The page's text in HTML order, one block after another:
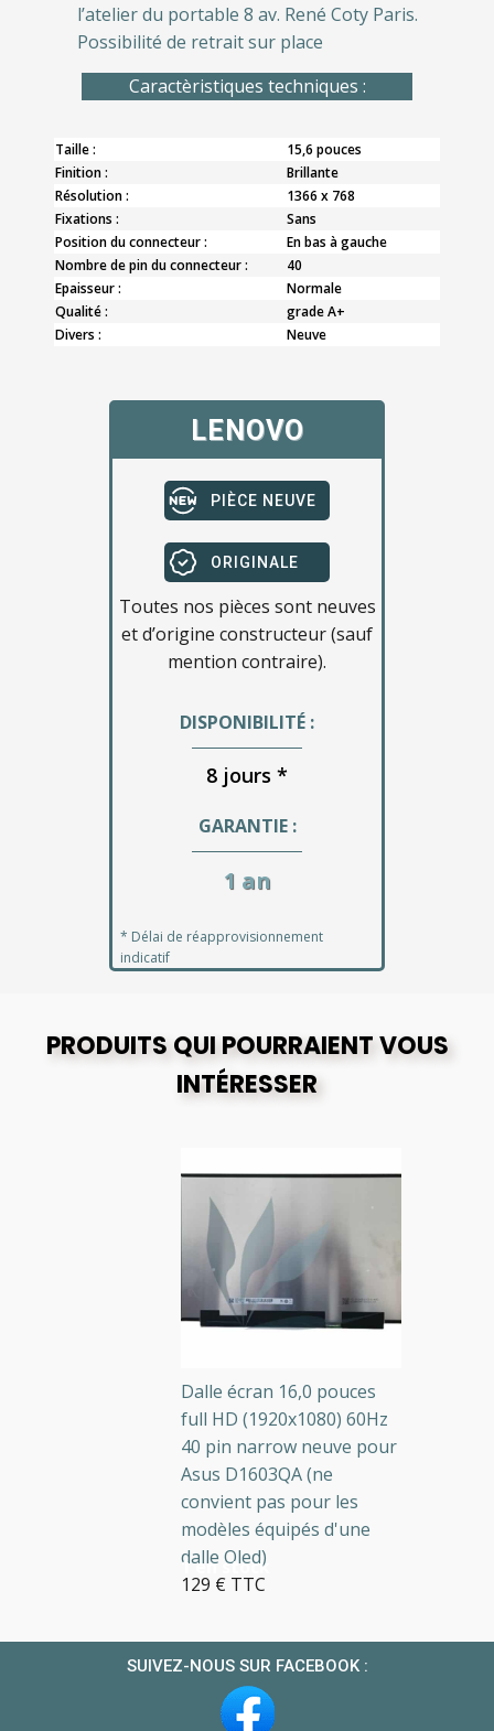
l’atelier du portable 8 av. René Coty Paris.
Possibilité de retrait sur place
Caractèristiques techniques :
Taille :
15,6 pouces
Finition :
Brillante
Résolution :
1366 x 768
Fixations :
Sans
Position du connecteur :
En bas à gauche
Nombre de pin du connecteur :
40
Epaisseur :
Normale
Qualité :
grade A+
Divers :
Neuve
LENOVO
PIÈCE NEUVE
ORIGINALE
Toutes nos pièces sont neuves
et d’origine constructeur (sauf
mention contraire).
DISPONIBILITÉ :
8 jours *
GARANTIE :
1 an
* Délai de réapprovisionnement
indicatif
PRODUITS QUI POURRAIENT VOUS
INTÉRESSER
1 en stock
Dalle écran 16,0 pouces
full HD (1920x1080) 60Hz
40 pin narrow neuve pour
Asus D1603QA (ne
convient pas pour les
modèles équipés d'une
dalle Oled)
129 € TTC
SUIVEZ-NOUS SUR FACEBOOK :